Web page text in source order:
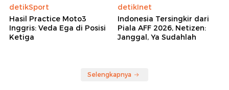
detikSport
Hasil Practice Moto3
Inggris: Veda Ega di Posisi
Ketiga
detikInet
Indonesia Tersingkir dari
Piala AFF 2026, Netizen:
Janggal, Ya Sudahlah
Selengkapnya